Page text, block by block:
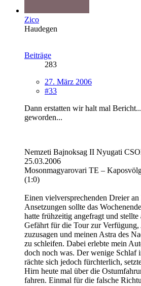
Zico
Haudegen
Beiträge
283
27. März 2006
#33
Dann erstatten wir halt mal
geworden...
Nemzeti Bajnoksag II Nyugati
25.03.2006
Mosonmagyarovari TE –
(1:0)
Einen vielversprechenden Dreier an
Ansetzungen sollte das
hatte frühzeitig angefragt und
Gefährt für die Tour zur
zuzusagen und meinen Astra des
zu schleifen. Dabei erlebte mein
doch noch was. Der wenige Schlaf
rächte sich jedoch fürchterlich,
Hirn heute mal über die
fahren. Einmal für die falsche